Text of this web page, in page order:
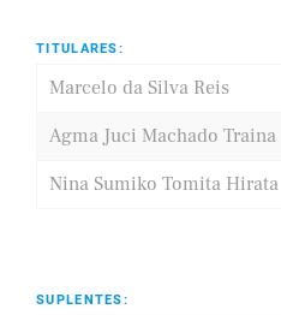
TITULARES:
Marcelo da Silva Reis
Agma Juci Machado Traina
Nina Sumiko Tomita Hirata
SUPLENTES: